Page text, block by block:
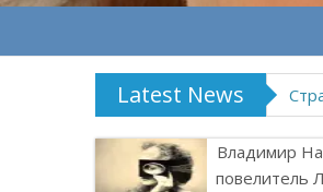
Latest News
Владимир
повелитель